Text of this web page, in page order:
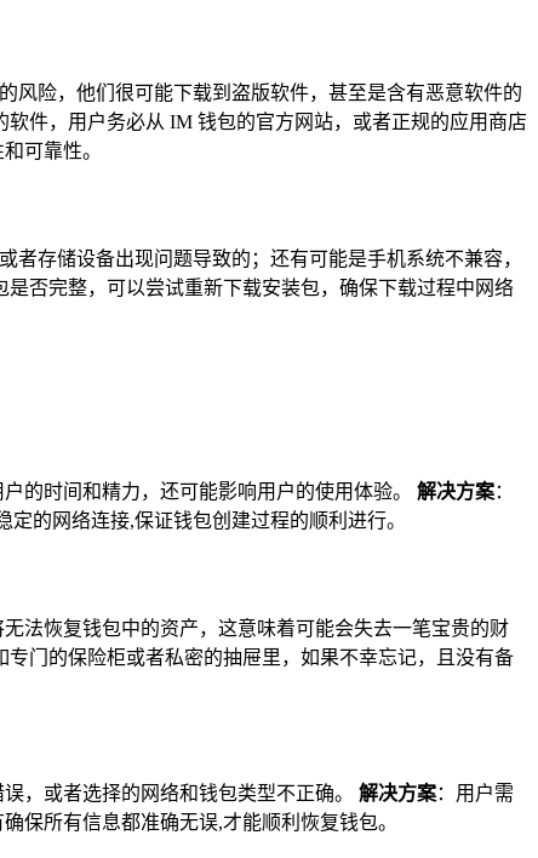
风险，他们很可能下载到盗版软件，甚至是含有恶意软件的
软件，用户务必从 IM 钱包的官方网站，或者正规的应用商店
可靠性。
存储设备出现问题导致的；还有可能是手机系统不兼容，
是否完整，可以尝试重新下载安装包，确保下载过程中网络
的时间和精力，还可能影响用户的使用体验。 解决方案：
的网络连接,保证钱包创建过程的顺利进行。
法恢复钱包中的资产，这意味着可能会失去一笔宝贵的财
门的保险柜或者私密的抽屉里，如果不幸忘记，且没有备
，或者选择的网络和钱包类型不正确。 解决方案：用户需
保所有信息都准确无误,才能顺利恢复钱包。